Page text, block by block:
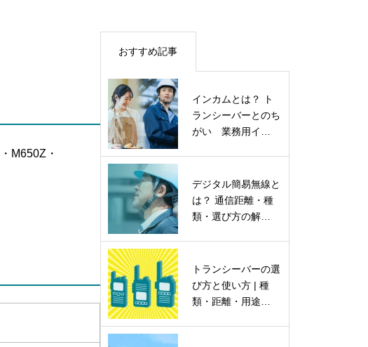
・M650Z・
おすすめ記事
インカムとは？ ト
ランシーバーとのち
がい 業務用イ…
デジタル簡易無線と
は？ 通信距離・種
類・選び方の解…
トランシーバーの選
び方と使い方 | 種
類・距離・用途…